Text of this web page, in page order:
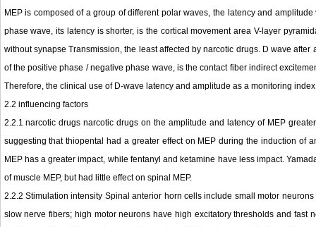
MEP is composed of a group of different polar waves, the latency and
phase wave, its latency is shorter, is the cortical movement area V-layer
without synapse Transmission, the least affected by narcotic drugs. D wave
of the positive phase / negative phase wave, is the contact fiber indirect
Therefore, the clinical use of D-wave latency and amplitude as a monitoring
2.2 influencing factors
2.2.1 narcotic drugs narcotic drugs on the amplitude and latency of MEP
suggesting that thiopental had a greater effect on MEP during the induction of
MEP has a greater impact, while fentanyl and ketamine have less impact.
of muscle MEP, but had little effect on spinal MEP.
2.2.2 Stimulation intensity Spinal anterior horn cells include small motor
slow nerve fibers; high motor neurons have high excitatory thresholds and fast